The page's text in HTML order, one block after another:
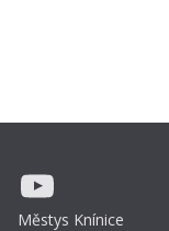
YouTube
Městys Knínice